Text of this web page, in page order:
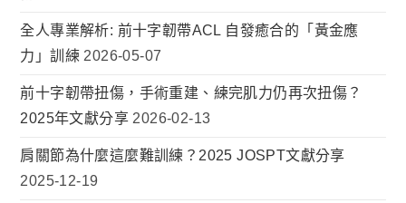
全人專業解析: 前十字韌帶ACL 自發癒合的「黃金應
力」訓練 2026-05-07
前十字韌帶扭傷，手術重建、練完肌力仍再次扭傷？
2025年文獻分享 2026-02-13
肩關節為什麼這麼難訓練？2025 JOSPT文獻分享
2025-12-19